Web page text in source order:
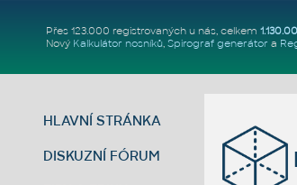
Přes 123.000 registrovaných u nás, celkem
Nový Kalkulátor nosníků, Spirograf generátor a
HLAVNÍ STRÁNKA
DISKUZNÍ FÓRUM